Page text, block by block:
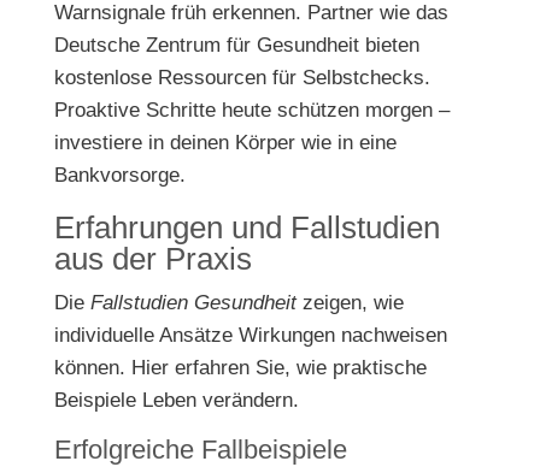
Warnsignale früh erkennen. Partner wie das
Deutsche Zentrum für Gesundheit bieten
kostenlose Ressourcen für Selbstchecks.
Proaktive Schritte heute schützen morgen –
investiere in deinen Körper wie in eine
Bankvorsorge.
Erfahrungen und Fallstudien
aus der Praxis
Die Fallstudien Gesundheitzeigen, wie
individuelle Ansätze Wirkungen nachweisen
können. Hier erfahren Sie, wie praktische
Beispiele Leben verändern.
Erfolgreiche Fallbeispiele